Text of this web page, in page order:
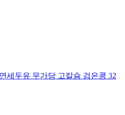
두유 무가당 고칼슘 검은콩 32